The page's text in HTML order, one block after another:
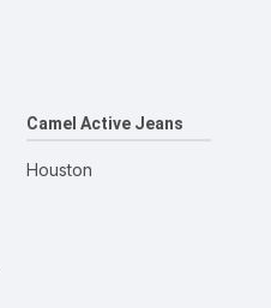
Camel Active Jeans
Houston